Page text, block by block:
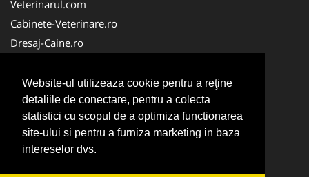
Website-ul utilizeaza cookie pentru a reţine
detaliile de conectare, pentru a colecta
statistici cu scopul de a optimiza functionarea
site-ului si pentru a furniza marketing in baza
intereselor dvs.
Veterinarul.com
Cabinete-Veterinare.ro
Dresaj-Caine.ro
Medic-Bun.com
SalonFrizerieCanina.com
DresajCaine.ro
NonStopDeschis.ro